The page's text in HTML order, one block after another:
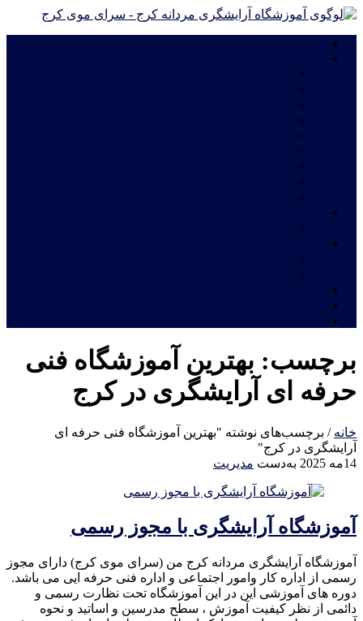
برچسب: بهترین آموزشگاه فنی
حرفه ای آرایشگری در کرج
خانه / برچسب‌های نوشته "بهترین آموزشگاه فنی حرفه ای
آرایشگری در کرج"
14مه 2025 به‌دست مدیریت
آموزشگاه آرایشگری با مجوز رسمی
آموزشگاه آرایشگری مردانه کرج من (سرای موی کرج) دارای مجوز
رسمی از اداره کار وامور اجتماعی و اداره فنی حرفه ایی می باشد.
دوره های آموزشی این در این آموزشگاه تحت نظارت رسمی و
دائمی از نظر کیفیت آموزش ، سطح مدرسین و اساتید و نحوه